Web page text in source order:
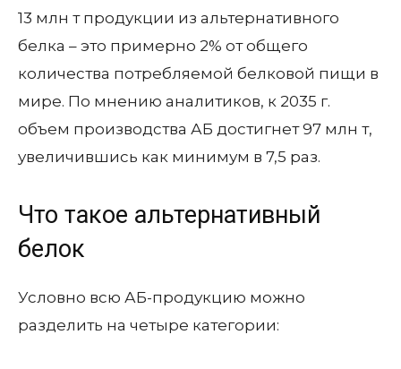
13 млн т продукции из альтернативного
белка – это примерно 2% от общего
количества потребляемой белковой пищи в
мире. По мнению аналитиков, к 2035 г.
объем производства АБ достигнет 97 млн т,
увеличившись как минимум в 7,5 раз.
Что такое альтернативный
белок
Условно всю АБ-продукцию можно
разделить на четыре категории: